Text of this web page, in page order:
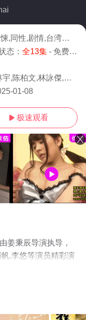
,同性,剧情,台湾
2024
态： 全13集- 免费在线播放
文,林詠傑,林家佑,艾雨帆,李悠
01-08
 极速观看
姜秉辰导演执导，
,李悠等演员精彩演
全13集），手机免
或剧情网等平台了